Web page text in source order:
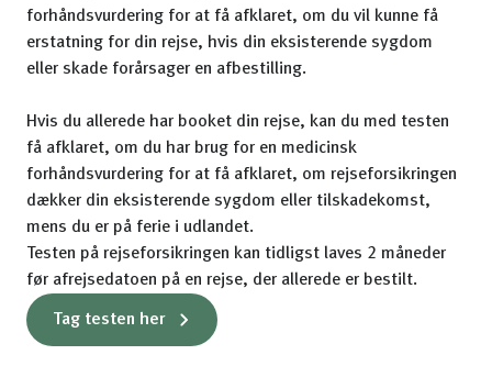
forhåndsvurdering for at få afklaret, om du vil kunne få
erstatning for din rejse, hvis din eksisterende sygdom
eller skade forårsager en afbestilling.
Hvis du allerede har booket din rejse, kan du med testen
få afklaret, om du har brug for en medicinsk
forhåndsvurdering for at få afklaret, om rejseforsikringen
dækker din eksisterende sygdom eller tilskadekomst,
mens du er på ferie i udlandet.
Testen på rejseforsikringen kan tidligst laves 2 måneder
før afrejsedatoen på en rejse, der allerede er bestilt.
Tag testen her